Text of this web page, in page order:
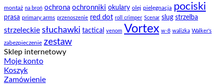
montaż na broń ochrona ochronniki okulary olej pielęgnacja pociski
prasa primary arms przenoszenie red dot roll crimper Scenar slug strzelba
strzeleckie słuchawki tactical venom Vortex w-8 walizka Walker's
zabezpieczenie zestaw
Sklep internetowy
Moje konto
Koszyk
Zamówienie